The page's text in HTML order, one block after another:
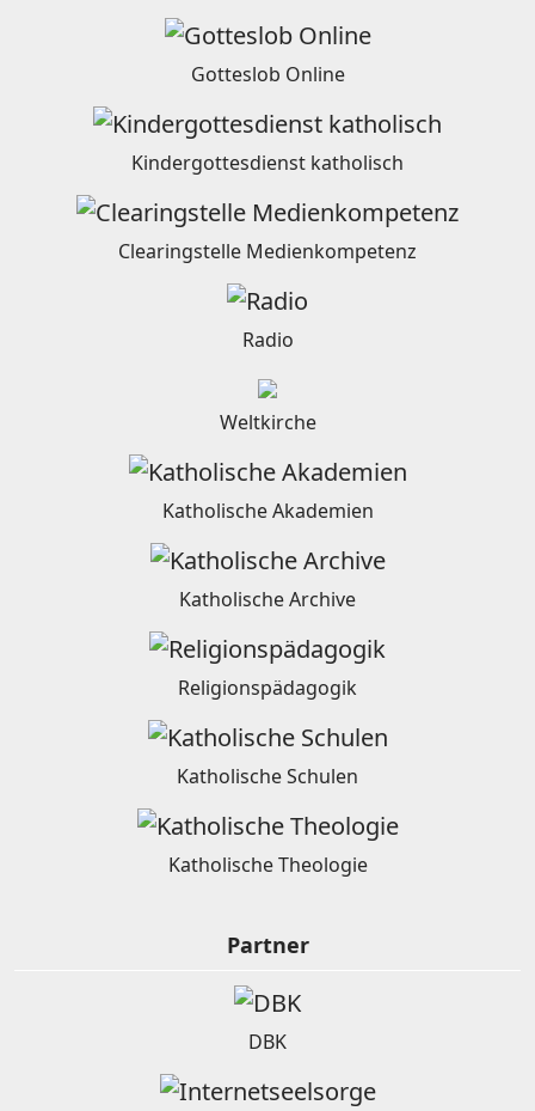
Gotteslob Online
Kindergottesdienst katholisch
Clearingstelle Medienkompetenz
Radio
Weltkirche
Katholische Akademien
Katholische Archive
Religionspädagogik
Katholische Schulen
Katholische Theologie
Partner
DBK